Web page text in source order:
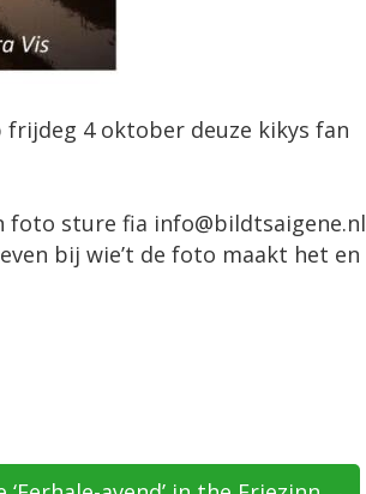
frijdeg 4 oktober deuze kikys fan
foto sture fia info@bildtsaigene.nl
bij wie’t de foto maakt het en